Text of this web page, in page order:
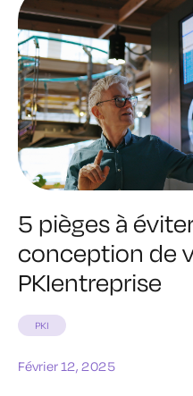
5 pièges à
conception de
PKIentreprise
PKI
Février 12, 2025